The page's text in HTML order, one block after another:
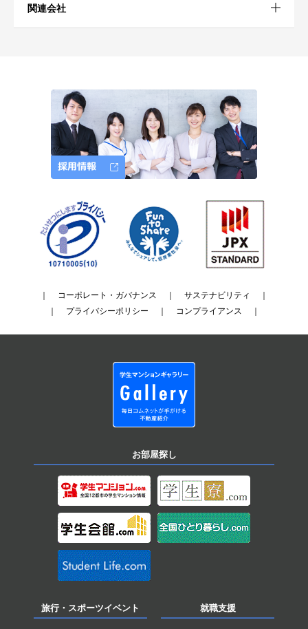
関連会社
コーポレート・ガバナンス サステナビリティ
プライバシーポリシー コンプライアンス
お部屋探し
旅行・スポーツイベント 就職支援